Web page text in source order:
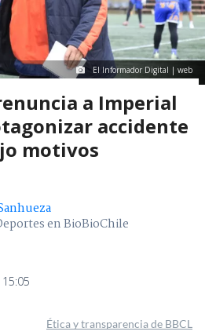
El Informador Digital | web
a Imperial
accidente
motivos
en BioBioChile
Ética y transparencia de BBCL